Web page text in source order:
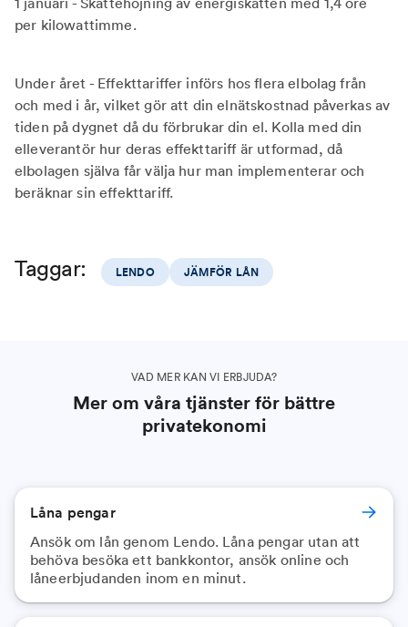
per kilowattimme.
Under året - Effekttariffer införs hos flera elbolag från
och med i år, vilket gör att din elnätskostnad påverkas av
tiden på dygnet då du förbrukar din el. Kolla med din
elleverantör hur deras effekttariff är utformad, då
elbolagen själva får välja hur man implementerar och
beräknar sin effekttariff.
Taggar: LENDO JÄMFÖR LÅN
VAD MER KAN VI ERBJUDA?
Mer om våra tjänster för bättre
privatekonomi
Låna pengar
Ansök om lån genom Lendo. Låna pengar utan att
behöva besöka ett bankkontor, ansök online och
låneerbjudanden inom en minut.